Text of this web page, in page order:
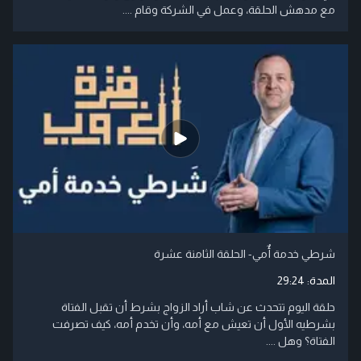
مع مدهش الحلقة، وعمل في الشركة وقام ....
شرطي خدمة أٌمي- الحلقة الثامنة عشرة
المدة: 29:24
حلقة اليوم تتحدث عن شاب أراد الزواج بشرط أن تقبل الفتاة
بشرطيه الأول أن تعيش مع أمه، وأن تخدم أمه، كيف تصرفت
الفتاة؟ وهل ....